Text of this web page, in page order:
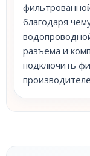
благодаря
разъема и
подключить